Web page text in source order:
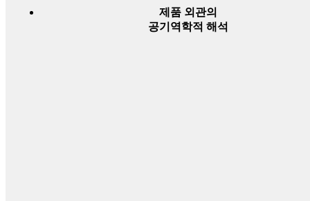
제품 외관의
공기역학적 해석